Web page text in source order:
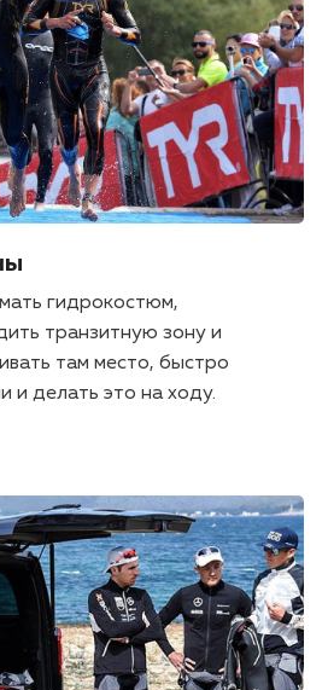
гидрокостюм,
транзитную зону и
там место, быстро
и делать это на ходу.